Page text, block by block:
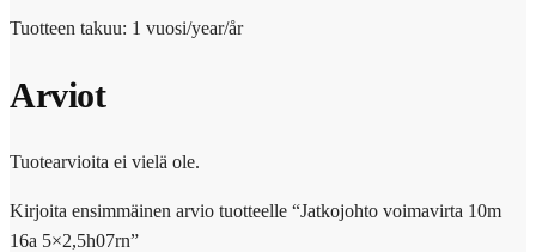
Tuotteen takuu: 1 vuosi/year/år
Arviot
Tuotearvioita ei vielä ole.
Kirjoita ensimmäinen arvio tuotteelle “Jatkojohto voimavirta 10m
16a 5×2,5h07rn”